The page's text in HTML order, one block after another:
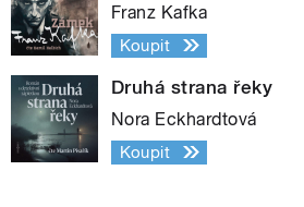
Franz Kafka
Koupit
Druhá strana řeky
Nora Eckhardtová
Koupit